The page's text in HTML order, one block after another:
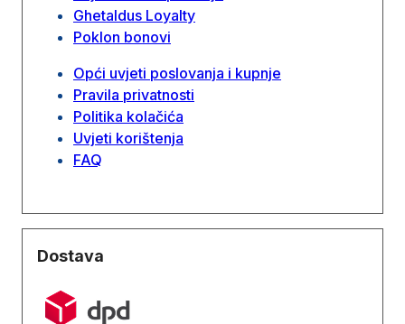
Ghetaldus Loyalty
Poklon bonovi
Opći uvjeti poslovanja i kupnje
Pravila privatnosti
Politika kolačića
Uvjeti korištenja
FAQ
Dostava